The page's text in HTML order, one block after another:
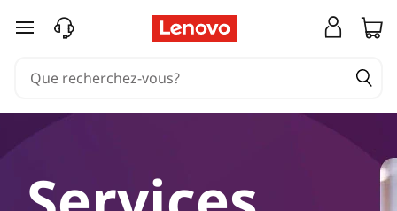
Apasser au contenu principal